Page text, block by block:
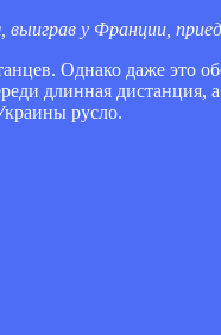
у Франции,
Однако даже это
длинная
русло.